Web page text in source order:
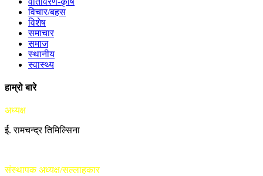
विचार/बहस
विशेष
समाचार
समाज
स्थानीय
स्वास्थ्य
हाम्रो बारे
अध्यक्ष
ई. रामचन्द्र तिमिल्सिना
संस्थापक अध्यक्ष/सल्लाहकार